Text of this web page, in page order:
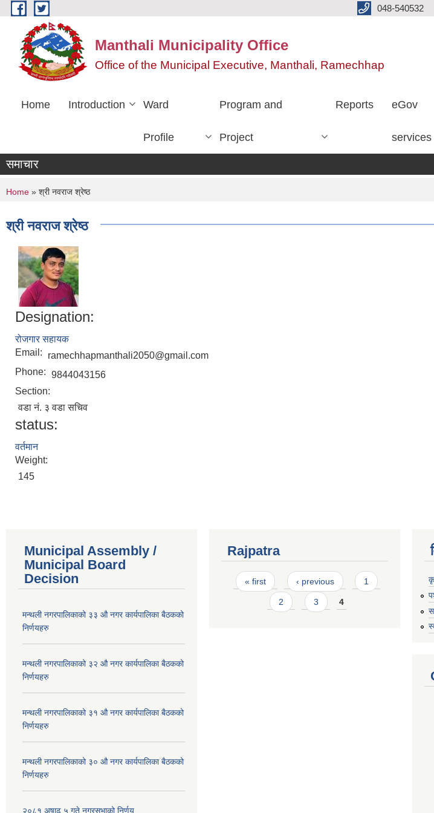
Skip to main content 048-540532
Manthali Municipality Office
Office of the Municipal Executive, Manthali, Ramechhap
Home Introduction Ward
Profile
Program and
Project
Reports eGov
services
समाचार
You are here
Home » श्री नवराज श्रेष्ठ
श्री नवराज श्रेष्ठ
Designation:
रोजगार सहायक
Email:
ramechhapmanthali2050@gmail.com
Phone: 9844043156
Section:
वडा नं. ३ वडा सचिव
status:
वर्तमान
Weight:
145
Municipal Assembly /
Municipal Board
Decision
मन्थली नगरपालिकाको ३३ औ नगर कार्यपालिका बैठकको
निर्णयहरु
मन्थली नगरपालिकाको ३२ औ नगर कार्यपालिका बैठकको
निर्णयहरु
मन्थली नगरपालिकाको ३१ औ नगर कार्यपालिका बैठकको
निर्णयहरु
मन्थली नगरपालिकाको ३० औ नगर कार्यपालिका बैठकको
निर्णयहरु
२०८१ अषाढ ५ गते नगरसभाको निर्णय
Rajpatra
Pages
« first ‹ previous 1
2 3 4